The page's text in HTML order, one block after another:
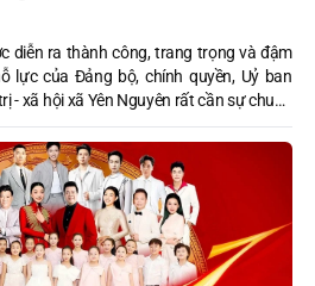
diễn ra thành công, trang trọng và đậm
lực của Đảng bộ, chính quyền, Uỷ ban
- xã hội xã Yên Nguyên rất cần sự chung
tấm lòng hảo tâm...góp phần xây
ràng, thắt chặt thêm tình lãng, nghĩa xóm
quê hương xã Yên Nguyên anh hùng.